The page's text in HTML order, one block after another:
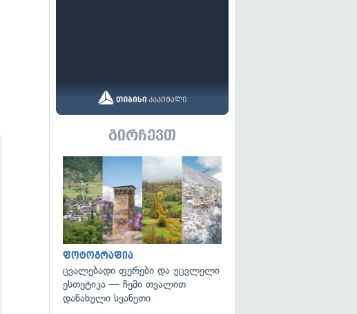
გირჩევთ
ფოტოგრაფია
ცვალებადი ფერები და უცვლელი
ესთეტიკა — ჩემი თვალით
დანახული სვანეთი